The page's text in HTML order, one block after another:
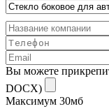
Вы можете
DOCX)
Максимум 30мб